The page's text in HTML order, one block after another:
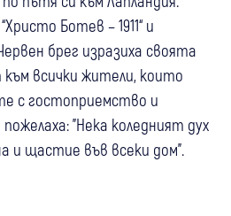
Ботев – 1911“ и
брег изразиха своята
към всички жители, които
с гостоприемство и
"Нека коледният дух
и щастие във всеки дом".